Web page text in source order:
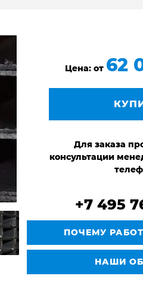
Цена: от 62
Для заказа
консультации
+7 495
ПОЧЕМУ
НАШИ